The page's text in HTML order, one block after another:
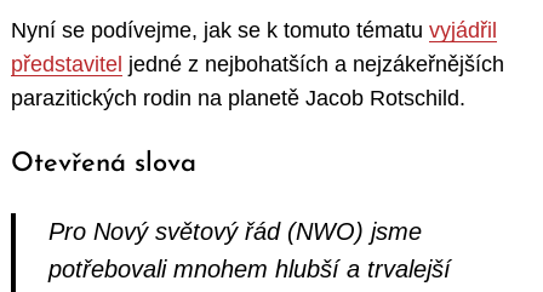
Nyní se podívejme, jak se k tomuto tématu vyjádřil
představitel jedné z nejbohatších a nejzákeřnějších
parazitických rodin na planetě Jacob Rotschild.
Otevřená slova
Pro Nový světový řád (NWO) jsme
potřebovali mnohem hlubší a trvalejší